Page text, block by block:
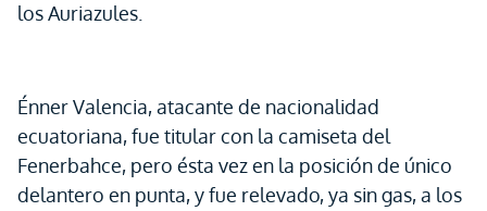
los Auriazules.
Énner Valencia, atacante de nacionalidad
ecuatoriana, fue titular con la camiseta del
Fenerbahce, pero ésta vez en la posición de único
delantero en punta, y fue relevado, ya sin gas, a los